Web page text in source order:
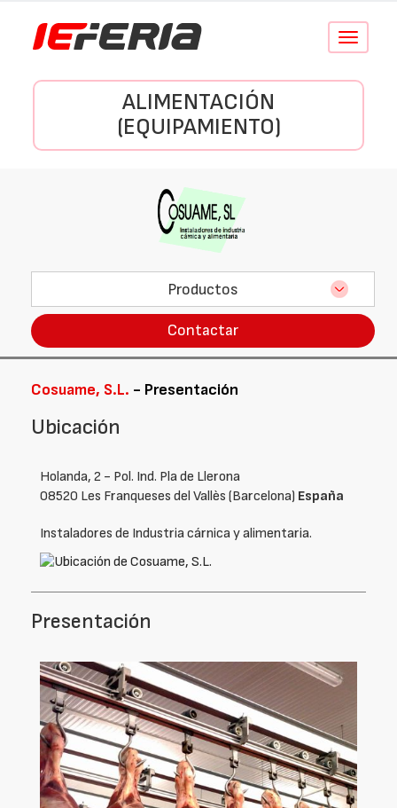
Conmutar
ALIMENTACIÓN
(EQUIPAMIENTO)
Productos
Contactar
Cosuame, S.L. - Presentación
Ubicación
Holanda, 2 - Pol. Ind. Pla de Llerona
08520 Les Franqueses del Vallès (Barcelona) España
Instaladores de Industria cárnica y alimentaria.
Presentación